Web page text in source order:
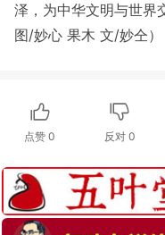
泽，为中华文明与世界
图/妙心 果木 文/妙仝）
点赞0 反对 0